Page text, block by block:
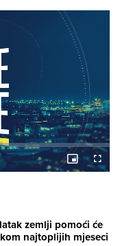
zemlji pomoći će
najtoplijih mjeseci